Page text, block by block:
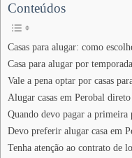
Conteúdos
Casas para alugar: como
Casa para alugar por
Vale a pena optar por casas
Alugar casas em Perobal
Quando devo pagar a primeira
Devo preferir alugar casa em
Tenha atenção ao contrato de